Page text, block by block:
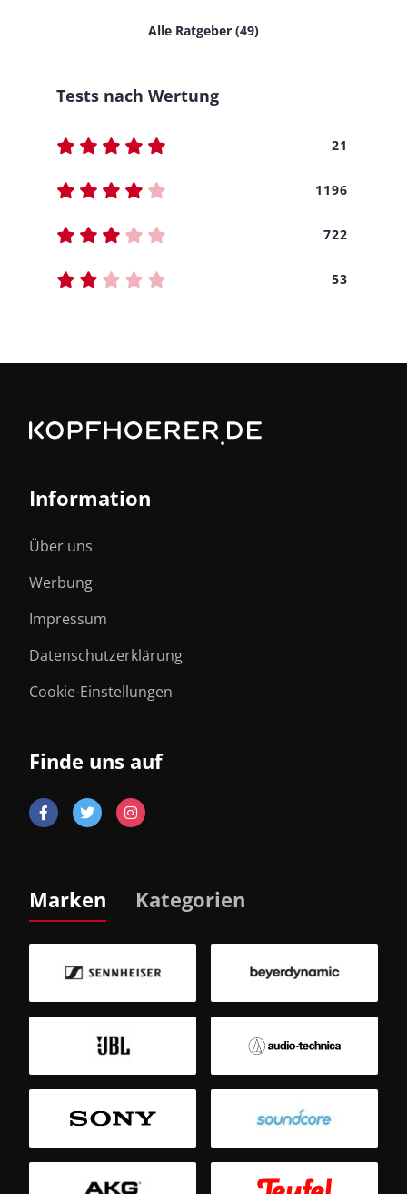
Alle Ratgeber (49)
Tests nach Wertung
21
1196
722
53
Information
Über uns
Werbung
Impressum
Datenschutzerklärung
Cookie-Einstellungen
Finde uns auf
Marken Kategorien